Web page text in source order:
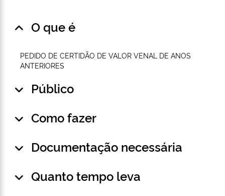
O que é
PEDIDO DE CERTIDÃO DE VALOR VENAL DE ANOS
ANTERIORES
Público
Como fazer
Documentação necessária
Quanto tempo leva